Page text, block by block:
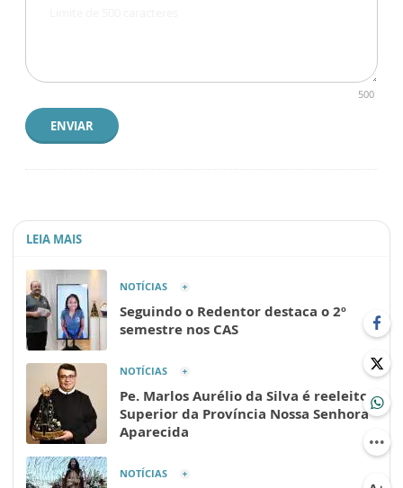
500
ENVIAR
LEIA MAIS
NOTÍCIAS
Seguindo o Redentor destaca o 2º
semestre nos CAS
NOTÍCIAS
Pe. Marlos Aurélio da Silva é reeleito
Superior da Província Nossa Senhora
Aparecida
NOTÍCIAS